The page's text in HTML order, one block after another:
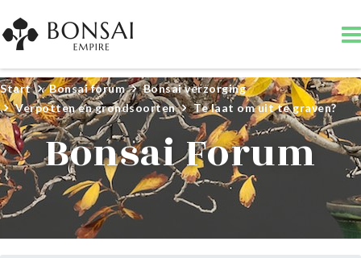
Start Bonsai forum
Bonsai verzorging
Verpotten en grondsoorten
Te laat om uit te graven?
Bonsai Forum